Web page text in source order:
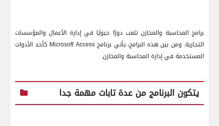
برامج المحاسبة والمخازن تلعب دورًا حيويًا في إدارة الأعمال والمؤسسات
التجارية. ومن بين هذه البرامج، يأتي برنامجMicrosoft Access كأحد الأدوات
المستخدمة في إدارة المحاسبة والمخازن.
يتكون البرنامج من عدة تابات مهمة جدا